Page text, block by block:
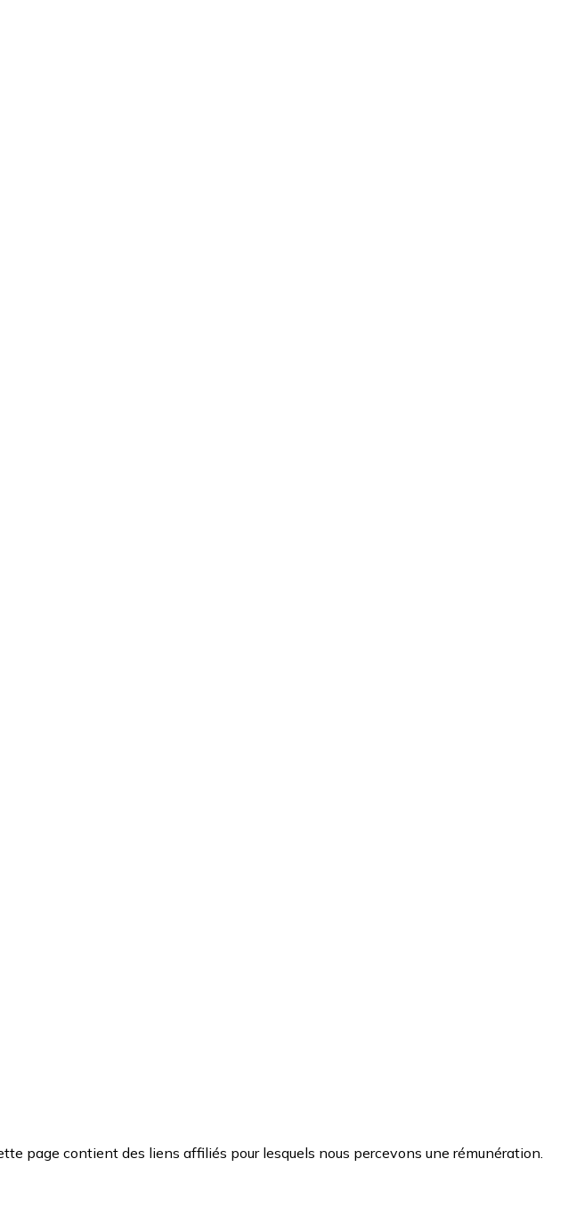
page contient des liens affiliés pour lesquels nous percevons une rémunération.